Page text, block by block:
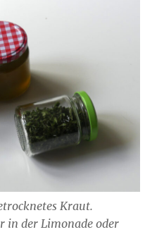
Kraut.
in der Limonade oder